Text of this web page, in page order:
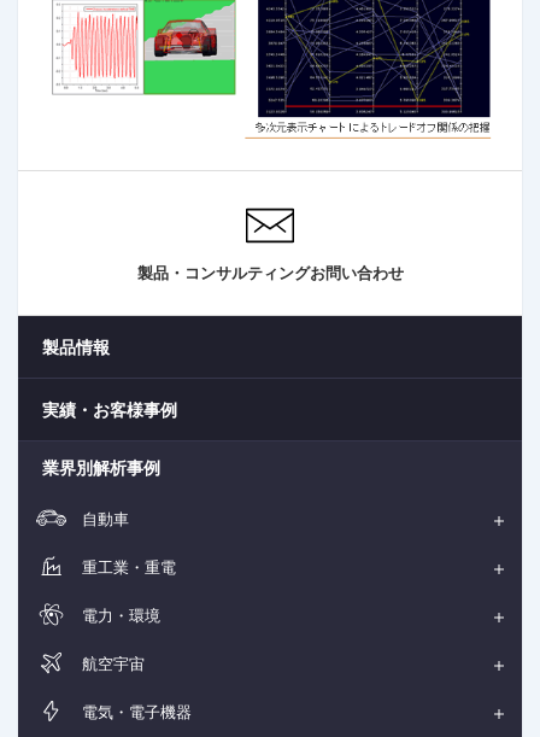
製品・コンサルティングお問い合わせ
製品情報
実績・お客様事例
業界別解析事例
自動車
重工業・重電
電力・環境
航空宇宙
電気・電子機器